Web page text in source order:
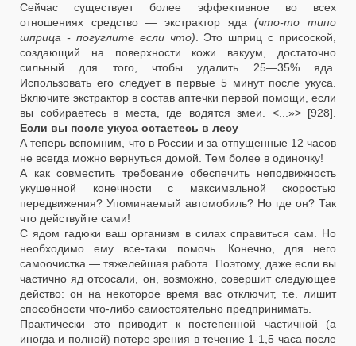
Сейчас существует более эффективное во всех
отношениях средство — экстрактор яда(что-то типо
шприца - погуглите если что) . Это шприц с присоской,
создающий на поверхности кожи вакуум, достаточно
сильный для того, чтобы удалить 25—35% яда.
Использовать его следует в первые 5 минут после укуса.
Включите экстрактор в состав аптечки первой помощи, если
вы собираетесь в места, где водятся змеи. <...»> [928].
Если вы после укуса остаетесь в лесу
А теперь вспомним, что в России и за отпущенные 12 часов
не всегда можно вернуться домой. Тем более в одиночку!
А как совместить требование обеспечить неподвижность
укушенной конечности с максимальной скоростью
передвижения? Упоминаемый автомобиль? Но где он? Так
что действуйте сами!
С ядом гадюки ваш организм в силах справиться сам. Но
необходимо ему все-таки помочь. Конечно, для него
самоочистка — тяжелейшая работа. Поэтому, даже если вы
частично яд отсосали, он, возможно, совершит следующее
действо: он на некоторое время вас отключит, т.е. лишит
способности что-либо самостоятельно предпринимать.
Практически это приводит к постепенной частичной (а
иногда и полной) потере зрения в течение 1-1,5 часа после